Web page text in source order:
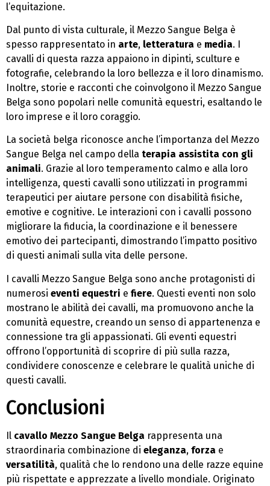
l’equitazione.
Dal punto di vista culturale, il Mezzo Sangue Belga è
spesso rappresentato in arte, letteratura e media. I
cavalli di questa razza appaiono in dipinti, sculture e
fotografie, celebrando la loro bellezza e il loro dinamismo.
Inoltre, storie e racconti che coinvolgono il Mezzo Sangue
Belga sono popolari nelle comunità equestri, esaltando le
loro imprese e il loro coraggio.
La società belga riconosce anche l’importanza del Mezzo
Sangue Belga nel campo della terapia assistita con gli
animali. Grazie al loro temperamento calmo e alla loro
intelligenza, questi cavalli sono utilizzati in programmi
terapeutici per aiutare persone con disabilità fisiche,
emotive e cognitive. Le interazioni con i cavalli possono
migliorare la fiducia, la coordinazione e il benessere
emotivo dei partecipanti, dimostrando l’impatto positivo
di questi animali sulla vita delle persone.
I cavalli Mezzo Sangue Belga sono anche protagonisti di
numerosi eventi equestri e fiere. Questi eventi non solo
mostrano le abilità dei cavalli, ma promuovono anche la
comunità equestre, creando un senso di appartenenza e
connessione tra gli appassionati. Gli eventi equestri
offrono l’opportunità di scoprire di più sulla razza,
condividere conoscenze e celebrare le qualità uniche di
questi cavalli.
Conclusioni
Il cavallo Mezzo Sangue Belga rappresenta una
straordinaria combinazione di eleganza, forza e
versatilità, qualità che lo rendono una delle razze equine
più rispettate e apprezzate a livello mondiale. Originato